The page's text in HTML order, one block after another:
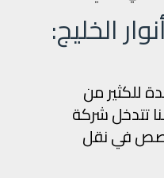
الخليج:
للكثير من
تتدخل شركة
في نقل